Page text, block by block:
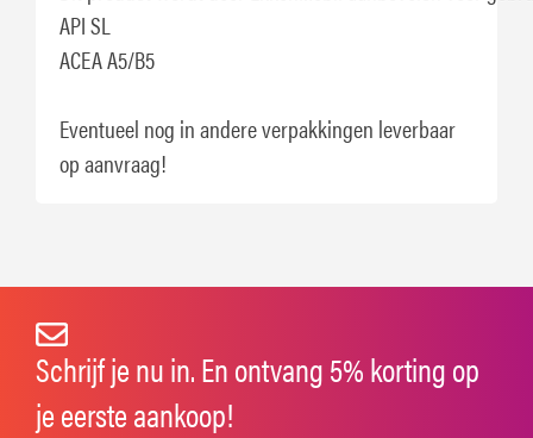
API SL
ACEA A5/B5
Eventueel nog in andere verpakkingen leverbaar
op aanvraag!
Schrijf je nu in. En ontvang 5% korting op
je eerste aankoop!